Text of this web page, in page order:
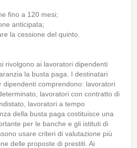
fino a 120 mesi;
anticipata;
la cessione del quinto.
rivolgono ai lavoratori dipendenti
la busta paga. I destinatari
dipendenti comprendono: lavoratori
lavoratori con contratto di
lavoratori a tempo
della busta paga costituisce una
per le banche e gli istituti di
usare criteri di valutazione più
delle proposte di prestiti. Ai